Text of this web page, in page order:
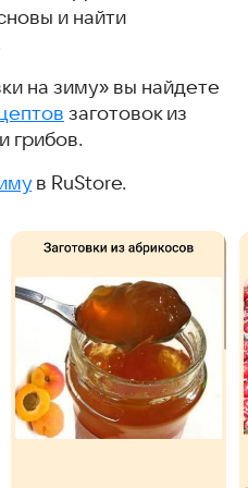
и найти
на зиму» вы найдете
заготовок из
грибов.
в RuStore.